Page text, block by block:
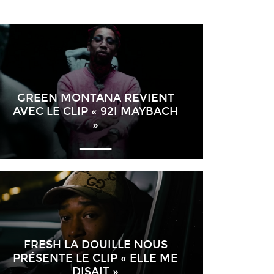
GREEN MONTANA REVIENT
AVEC LE CLIP « 92I MAYBACH
»
FRESH LA DOUILLE NOUS
PRÉSENTE LE CLIP « ELLE ME